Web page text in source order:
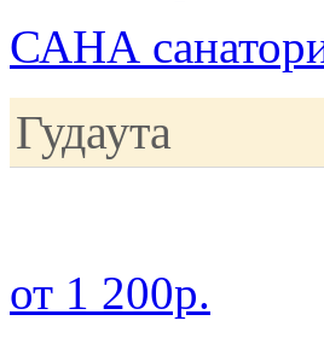
САНА
Гудаута
от 1 200р.